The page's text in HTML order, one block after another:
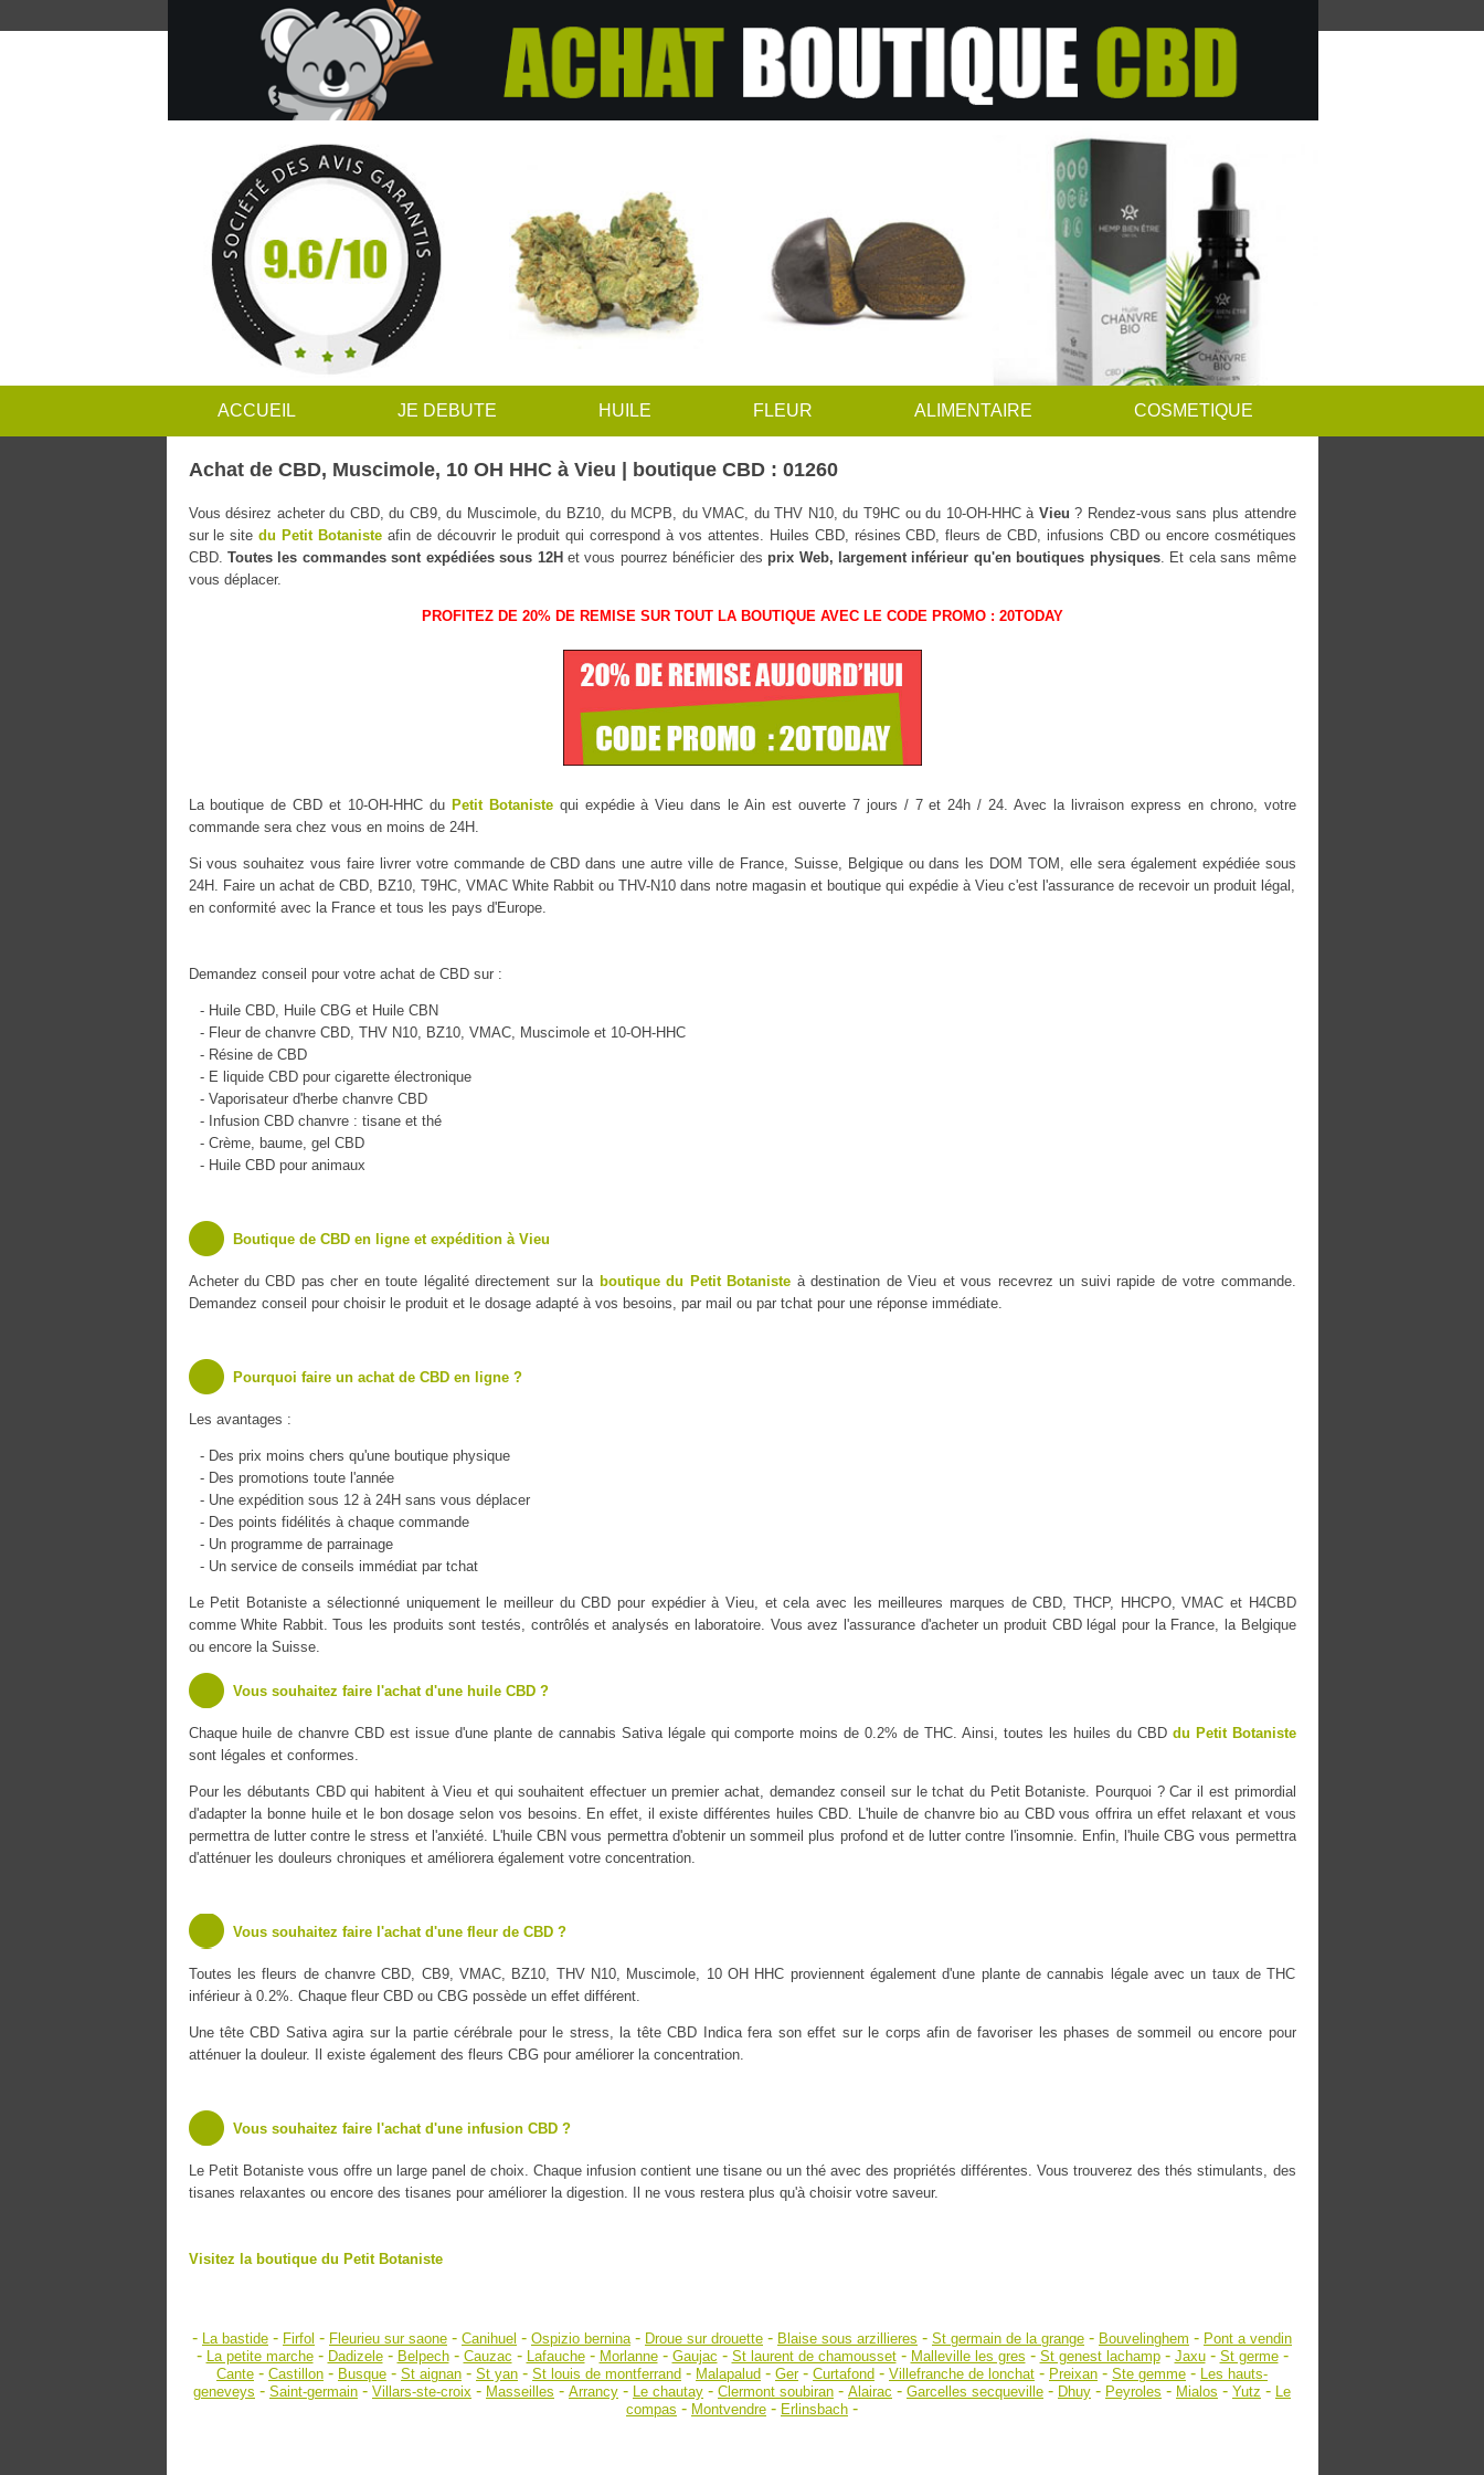
ACCUEIL JE DEBUTE HUILE FLEUR ALIMENTAIRE COSMETIQUE
Achat de CBD, Muscimole, 10 OH HHC à Vieu | boutique CBD : 01260
Vous désirez acheter du CBD, du CB9, du Muscimole, du BZ10, du MCPB, du VMAC, du THV N10, du T9HC ou du 10-OH-HHC à Vieu ? Rendez-vous sans plus attendre
sur le sitedu Petit Botanisteafin de découvrir le produit qui correspond à vos attentes. Huiles CBD, résines CBD, fleurs de CBD, infusions CBD ou encore cosmétiques
CBD. Toutes les commandes sont expédiées sous 12Het vous pourrez bénéficier des prix Web, largement inférieur qu'en boutiques physiques. Et cela sans même
vous déplacer.
PROFITEZ DE 20% DE REMISE SUR TOUT LA BOUTIQUE AVEC LE CODE PROMO : 20TODAY
La boutique de CBD et 10-OH-HHC du Petit Botanistequi expédie à Vieu dans le Ain est ouverte 7 jours / 7 et 24h / 24. Avec la livraison express en chrono, votre
commande sera chez vous en moins de 24H.
Si vous souhaitez vous faire livrer votre commande de CBD dans une autre ville de France, Suisse, Belgique ou dans les DOM TOM, elle sera également expédiée sous
24H. Faire un achat de CBD, BZ10, T9HC, VMAC White Rabbit ou THV-N10 dans notre magasin et boutique qui expédie à Vieu c'est l'assurance de recevoir un produit légal,
en conformité avec la France et tous les pays d'Europe.
Demandez conseil pour votre achat de CBD sur :
- Huile CBD, Huile CBG et Huile CBN
- Fleur de chanvre CBD, THV N10, BZ10, VMAC, Muscimole et 10-OH-HHC
- Résine de CBD
- E liquide CBD pour cigarette électronique
- Vaporisateur d'herbe chanvre CBD
- Infusion CBD chanvre : tisane et thé
- Crème, baume, gel CBD
- Huile CBD pour animaux
Boutique de CBD en ligne et expédition à Vieu
Acheter du CBD pas cher en toute légalité directement sur la boutique du Petit Botaniste à destination de Vieu et vous recevrez un suivi rapide de votre commande.
Demandez conseil pour choisir le produit et le dosage adapté à vos besoins, par mail ou par tchat pour une réponse immédiate.
Pourquoi faire un achat de CBD en ligne ?
Les avantages :
- Des prix moins chers qu'une boutique physique
- Des promotions toute l'année
- Une expédition sous 12 à 24H sans vous déplacer
- Des points fidélités à chaque commande
- Un programme de parrainage
- Un service de conseils immédiat par tchat
Le Petit Botaniste a sélectionné uniquement le meilleur du CBD pour expédier à Vieu, et cela avec les meilleures marques de CBD, THCP, HHCPO, VMAC et H4CBD
comme White Rabbit. Tous les produits sont testés, contrôlés et analysés en laboratoire. Vous avez l'assurance d'acheter un produit CBD légal pour la France, la Belgique
ou encore la Suisse.
Vous souhaitez faire l'achat d'une huile CBD ?
Chaque huile de chanvre CBD est issue d'une plante de cannabis Sativa légale qui comporte moins de 0.2% de THC. Ainsi, toutes les huiles du CBD du Petit Botaniste
sont légales et conformes.
Pour les débutants CBD qui habitent à Vieu et qui souhaitent effectuer un premier achat, demandez conseil sur le tchat du Petit Botaniste. Pourquoi ? Car il est primordial
d'adapter la bonne huile et le bon dosage selon vos besoins. En effet, il existe différentes huiles CBD. L'huile de chanvre bio au CBD vous offrira un effet relaxant et vous
permettra de lutter contre le stress et l'anxiété. L'huile CBN vous permettra d'obtenir un sommeil plus profond et de lutter contre l'insomnie. Enfin, l'huile CBG vous permettra
d'atténuer les douleurs chroniques et améliorera également votre concentration.
Vous souhaitez faire l'achat d'une fleur de CBD ?
Toutes les fleurs de chanvre CBD, CB9, VMAC, BZ10, THV N10, Muscimole, 10 OH HHC proviennent également d'une plante de cannabis légale avec un taux de THC
inférieur à 0.2%. Chaque fleur CBD ou CBG possède un effet différent.
Une tête CBD Sativa agira sur la partie cérébrale pour le stress, la tête CBD Indica fera son effet sur le corps afin de favoriser les phases de sommeil ou encore pour
atténuer la douleur. Il existe également des fleurs CBG pour améliorer la concentration.
Vous souhaitez faire l'achat d'une infusion CBD ?
Le Petit Botaniste vous offre un large panel de choix. Chaque infusion contient une tisane ou un thé avec des propriétés différentes. Vous trouverez des thés stimulants, des
tisanes relaxantes ou encore des tisanes pour améliorer la digestion. Il ne vous restera plus qu'à choisir votre saveur.
Visitez la boutique du Petit Botaniste
- La bastide - Firfol - Fleurieu sur saone - Canihuel - Ospizio bernina - Droue sur drouette - Blaise sous arzillieres - St germain de la grange - Bouvelinghem - Pont a vendin
- La petite marche- Dadizele- Belpech- Cauzac - Lafauche- Morlanne- Gaujac - St laurent de chamousset- Malleville les gres - St genest lachamp- Jaxu- St germe-
Cante - Castillon - Busque - St aignan - St yan - St louis de montferrand - Malapalud - Ger- Curtafond - Villefranche de lonchat - Preixan - Ste gemme - Les hauts-
geneveys - Saint-germain - Villars-ste-croix - Masseilles - Arrancy - Le chautay - Clermont soubiran - Alairac - Garcelles secqueville - Dhuy - Peyroles - Mialos - Yutz - Le
compas - Montvendre - Erlinsbach -